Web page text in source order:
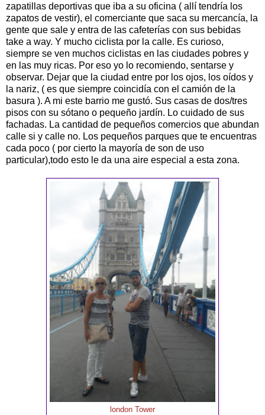
zapatillas deportivas que iba a su oficina ( allí tendría los
zapatos de vestir), el comerciante que saca su mercancía, la
gente que sale y entra de las cafeterías con sus bebidas
take a way. Y mucho ciclista por la calle. Es curioso,
siempre se ven muchos ciclistas en las ciudades pobres y
en las muy ricas. Por eso yo lo recomiendo, sentarse y
observar. Dejar que la ciudad entre por los ojos, los oídos y
la nariz, ( es que siempre coincidía con el camión de la
basura ). A mi este barrio me gustó. Sus casas de dos/tres
pisos con su sótano o pequeño jardín. Lo cuidado de sus
fachadas. La cantidad de pequeños comercios que abundan
calle si y calle no. Los pequeños parques que te encuentras
cada poco ( por cierto la mayoría de son de uso
particular),todo esto le da una aire especial a esta zona.
london Tower